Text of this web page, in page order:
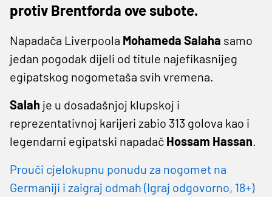
protiv Brentforda ove subote.
Napadača Liverpoola Mohameda Salaha samo
jedan pogodak dijeli od titule najefikasnijeg
egipatskog nogometaša svih vremena.
Salah je u dosadašnjoj klupskoj i
reprezentativnoj karijeri zabio 313 golova kao i
legendarni egipatski napadač Hossam Hassan.
Prouči cjelokupnu ponudu za nogomet na
Germaniji i zaigraj odmah (Igraj odgovorno, 18+)